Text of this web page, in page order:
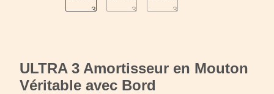
ULTRA 3 Amortisseur en Mouton
Véritable avec Bord